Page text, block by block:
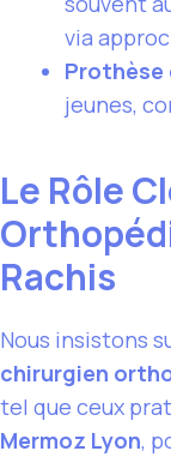
via
Prothèse
jeunes,
Le Rôle
Rachis
Nous insistons
chirurgien
tel que ceux
Mermoz Lyon,